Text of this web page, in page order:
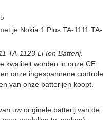
je Nokia 1 Plus TA-1111 TA-
TA-1123 Li-Ion Batterij.
kwaliteit worden in onze CE
onze ingespannene controle
van onze batterijen koopt.
uw originele batterij van de